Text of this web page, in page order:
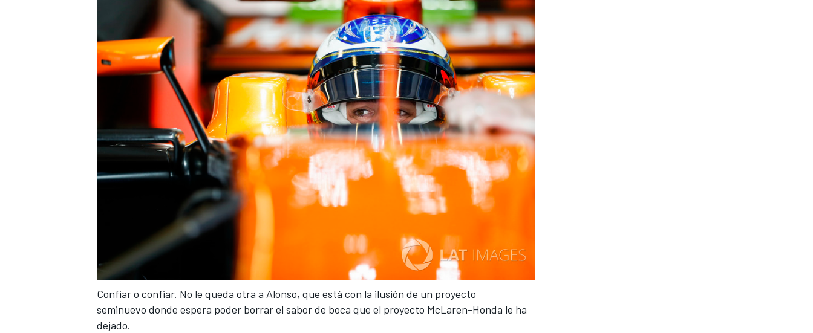
Confiar o confiar. No le queda otra a Alonso, que está con la ilusión de un proyecto
seminuevo donde espera poder borrar el sabor de boca que el proyecto McLaren-Honda le ha
dejado.